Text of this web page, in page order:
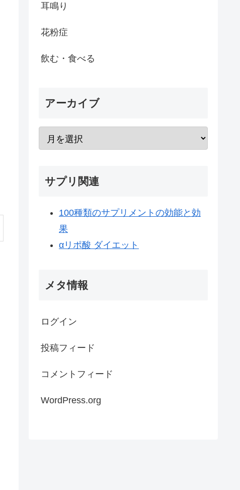
耳鳴り
花粉症
飲む・食べる
アーカイブ
サプリ関連
100種類のサプリメントの効能と効
果
αリポ酸 ダイエット
メタ情報
ログイン
投稿フィード
コメントフィード
WordPress.org